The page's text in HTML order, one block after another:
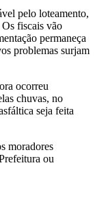
pelo loteamento,
Os fiscais vão
permaneça
problemas surjam
ocorreu
chuvas, no
seja feita
moradores
ou